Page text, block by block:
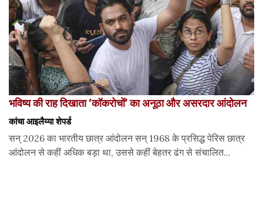
भविष्य की राह दिखाता ‘कॉकरोचों’ का अनूठा और असरदार आंदोलन
कांचा आइलैय्या शेपर्ड
सन् 2026 का भारतीय छात्र आंदोलन सन् 1968 के प्रसिद्ध पेरिस छात्र
आंदोलन से कहीं अधिक बड़ा था, उससे कहीं बेहतर ढंग से संचालित...